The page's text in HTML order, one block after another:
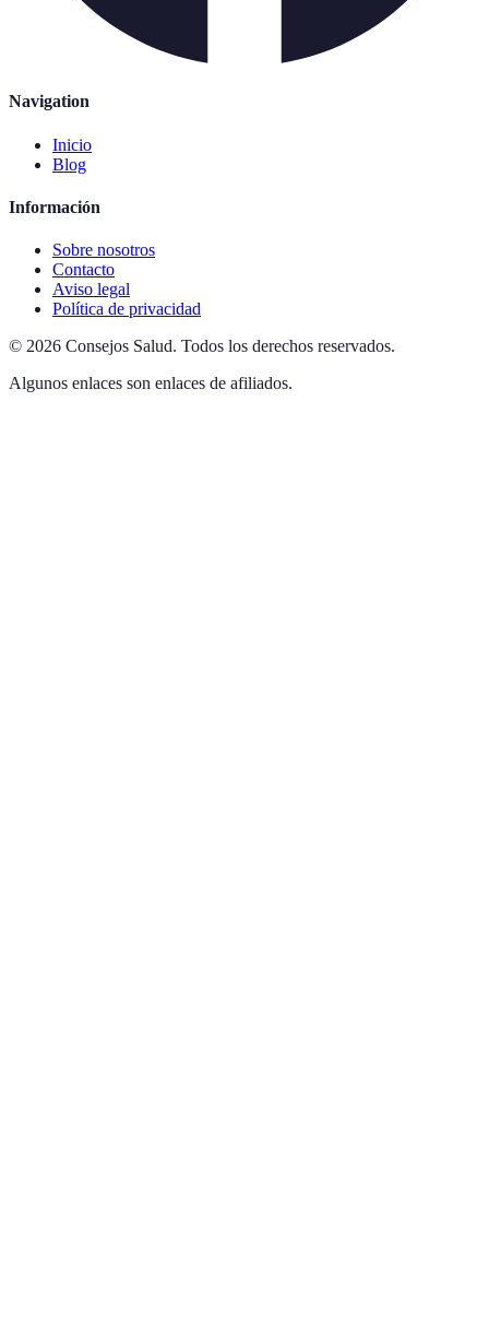
Navigation
Inicio
Blog
Información
Sobre nosotros
Contacto
Aviso legal
Política de privacidad
© 2026 Consejos Salud. Todos los derechos reservados.
Algunos enlaces son enlaces de afiliados.